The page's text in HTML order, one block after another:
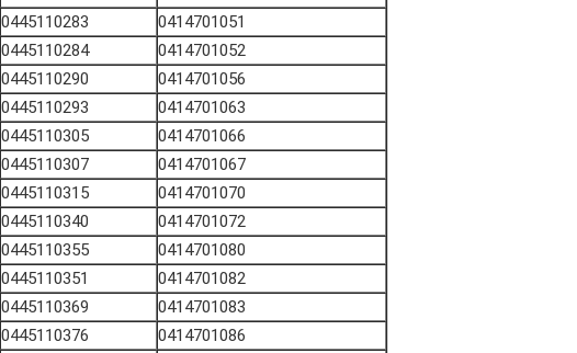
0414701051
0445110283
0414701052
0445110284
0414701056
0445110290
0414701063
0445110293
0414701066
0445110305
0414701067
0445110307
0414701070
0445110315
0414701072
0445110340
0414701080
0445110355
0414701082
0445110351
0414701083
0445110369
0414701086
0445110376